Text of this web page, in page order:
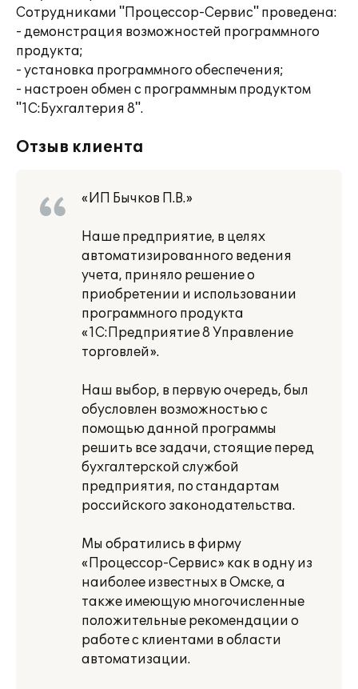
Сотрудниками "Процессор-Сервис" проведена:
- демонстрация возможностей программного
продукта;
- установка программного обеспечения;
- настроен обмен с программным продуктом
"1С:Бухгалтерия 8".
Отзыв клиента
«ИП Бычков П.В.»
Наше предприятие, в целях
автоматизированного ведения
учета, приняло решение о
приобретении и использовании
программного продукта
«1С:Предприятие 8 Управление
торговлей».
Наш выбор, в первую очередь, был
обусловлен возможностью с
помощью данной программы
решить все задачи, стоящие перед
бухгалтерской службой
предприятия, по стандартам
российского законодательства.
Мы обратились в фирму
«Процессор-Сервис» как в одну из
наиболее известных в Омске, а
также имеющую многочисленные
положительные рекомендации о
работе с клиентами в области
автоматизации.